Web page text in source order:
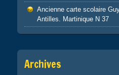
Ancienne carte scolaire
Antilles. Martinique N 37
Archives